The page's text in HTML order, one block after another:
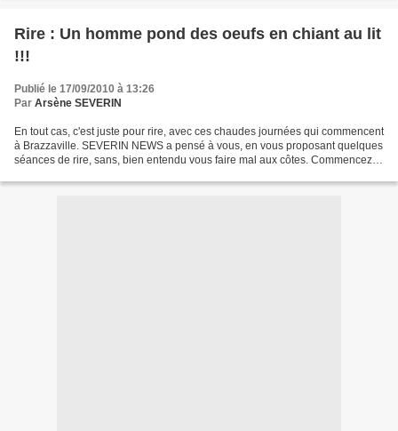
Rire : Un homme pond des oeufs en chiant au lit
!!!
Publié le 17/09/2010 à 13:26
Par Arsène SEVERIN
En tout cas, c'est juste pour rire, avec ces chaudes journées qui commencent
à Brazzaville. SEVERIN NEWS a pensé à vous, en vous proposant quelques
séances de rire, sans, bien entendu vous faire mal aux côtes. Commencez à